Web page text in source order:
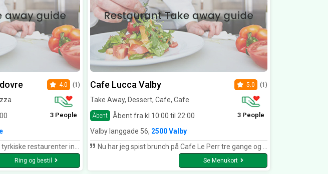
4.0 (1)
3 People
og smagte godt (buffet) ! Og personalet bare smiler og er glade og stolte over deres sted, kan man mærke. Jan Hansen
Ring og bestil
Cafe Lucca Valby
Take Away, Dessert, Cafe, Cafe
Åbent Åbent fra kl 10:00 til 22:00
5.0 (1)
3 People
Valby langgade 56, 2500 Valby
Nu har jeg spist brunch på Cafe Le Perr tre gange og aftensmad en gang og det har udelukkende været positive oplevelser. Super lækker mad samt sød og hurtig betjening.
Se Menukort